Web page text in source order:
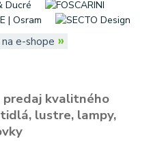
e-shope »
predaj kvalitného
lustre, lampy,